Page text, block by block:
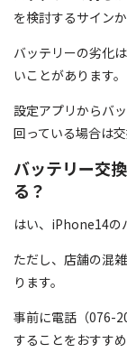
を検討するサイン
バッテリーの劣化
いことがあります。
設定アプリからバ
回っている場合は
バッテリー交
る？
はい、iPhone14の
ただし、店舗の混
ります。
事前に電話（076-
することをおすすめ